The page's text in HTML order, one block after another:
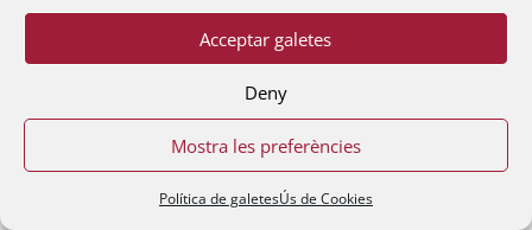
Acceptar galetes
Deny
Mostra les preferències
Política de galetesÚs de Cookies